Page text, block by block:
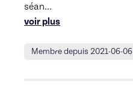
séan...
voir plus
Membre depuis 2021-06-06